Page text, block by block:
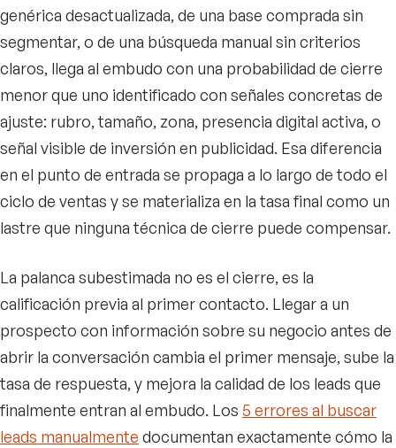
genérica desactualizada, de una base comprada sin
segmentar, o de una búsqueda manual sin criterios
claros, llega al embudo con una probabilidad de cierre
menor que uno identificado con señales concretas de
ajuste: rubro, tamaño, zona, presencia digital activa, o
señal visible de inversión en publicidad. Esa diferencia
en el punto de entrada se propaga a lo largo de todo el
ciclo de ventas y se materializa en la tasa final como un
lastre que ninguna técnica de cierre puede compensar.
La palanca subestimada no es el cierre, es la
calificación previa al primer contacto. Llegar a un
prospecto con información sobre su negocio antes de
abrir la conversación cambia el primer mensaje, sube la
tasa de respuesta, y mejora la calidad de los leads que
finalmente entran al embudo. Los 5 errores al buscar
leads manualmente documentan exactamente cómo la